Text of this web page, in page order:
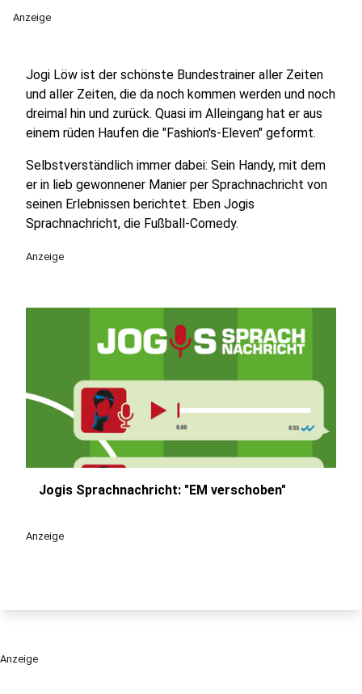
Anzeige
Jogi Löw ist der schönste Bundestrainer aller Zeiten
und aller Zeiten, die da noch kommen werden und noch
dreimal hin und zurück. Quasi im Alleingang hat er aus
einem rüden Haufen die "Fashion's-Eleven" geformt.
Selbstverständlich immer dabei: Sein Handy, mit dem
er in lieb gewonnener Manier per Sprachnachricht von
seinen Erlebnissen berichtet. Eben Jogis
Sprachnachricht, die Fußball-Comedy.
Anzeige
Jogis Sprachnachricht: "EM verschoben"
Anzeige
Anzeige